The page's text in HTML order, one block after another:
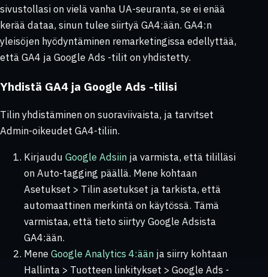
sivustollasi on vielä vanha UA-seuranta, se ei enää
kerää dataa, sinun tulee siirtyä GA4:ään. GA4:n
yleisöjen hyödyntäminen remarketingissa edellyttää,
että GA4 ja Google Ads -tilit on yhdistetty.
Yhdistä GA4 ja Google Ads -tilisi
Tilin yhdistäminen on suoraviivaista, ja tarvitset
Admin-oikeudet GA4-tiliin.
Kirjaudu Google Adsiin ja varmista, että tililläsi
on Auto-tagging päällä. Mene kohtaan
Asetukset > Tilin asetukset ja tarkista, että
automaattinen merkintä on käytössä. Tämä
varmistaa, että tieto siirtyy Google Adsista
GA4:ään.
Mene Google Analytics 4:ään ja siirry kohtaan
Hallinta > Tuotteen linkitykset > Google Ads -